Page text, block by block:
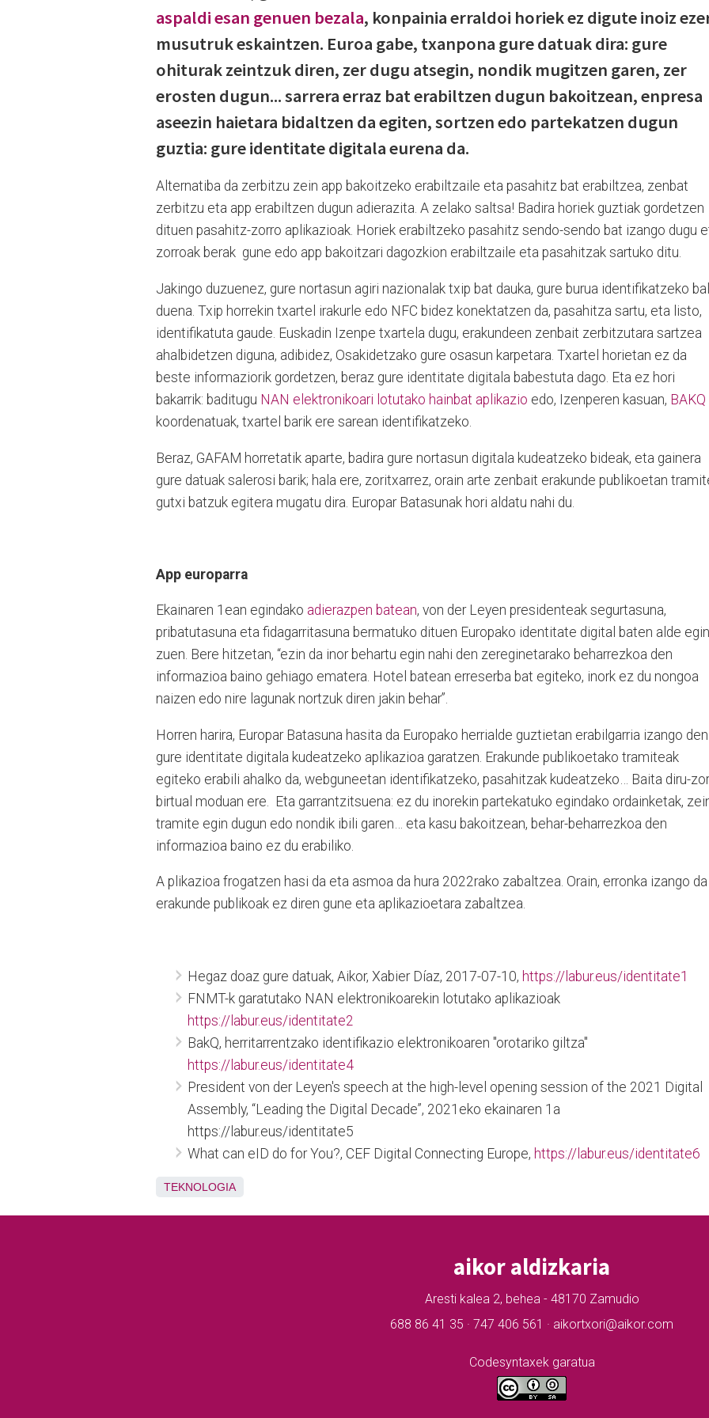
aspaldi esan genuen bezala, konpainia erraldoi horiek ez digute inoiz
musutruk eskaintzen. Euroa gabe, txanpona gure datuak dira: gure
ohiturak zeintzuk diren, zer dugu atsegin, nondik mugitzen garen, zer
erosten dugun... sarrera erraz bat erabiltzen dugun bakoitzean, enpresa
aseezin haietara bidaltzen da egiten, sortzen edo partekatzen dugun
guztia: gure identitate digitala eurena da.
Alternatiba da zerbitzu zein app bakoitzeko erabiltzaile eta pasahitz bat erabiltzea, zenbat
zerbitzu eta app erabiltzen dugun adierazita. A zelako saltsa! Badira horiek guztiak gordetzen
dituen pasahitz-zorro aplikazioak. Horiek erabiltzeko pasahitz sendo-sendo bat izango dugu
zorroak berak gune edo app bakoitzari dagozkion erabiltzaile eta pasahitzak sartuko ditu.
Jakingo duzuenez, gure nortasun agiri nazionalak txip bat dauka, gure burua identifikatzeko
duena. Txip horrekin txartel irakurle edo NFC bidez konektatzen da, pasahitza sartu, eta listo,
identifikatuta gaude. Euskadin Izenpe txartela dugu, erakundeen zenbait zerbitzutara sartzea
ahalbidetzen diguna, adibidez, Osakidetzako gure osasun karpetara. Txartel horietan ez da
beste informaziorik gordetzen, beraz gure identitate digitala babestuta dago. Eta ez hori
bakarrik: baditugu NAN elektronikoari lotutako hainbat aplikazio edo, Izenperen kasuan, BAKQ
koordenatuak, txartel barik ere sarean identifikatzeko.
Beraz, GAFAM horretatik aparte, badira gure nortasun digitala kudeatzeko bideak, eta gainera
gure datuak salerosi barik; hala ere, zoritxarrez, orain arte zenbait erakunde publikoetan
gutxi batzuk egitera mugatu dira. Europar Batasunak hori aldatu nahi du.
App europarra
Ekainaren 1ean egindako adierazpen batean, von der Leyen presidenteak segurtasuna,
pribatutasuna eta fidagarritasuna bermatuko dituen Europako identitate digital baten alde egin
zuen. Bere hitzetan, “ezin da inor behartu egin nahi den zereginetarako beharrezkoa den
informazioa baino gehiago ematera. Hotel batean erreserba bat egiteko, inork ez du nongoa
naizen edo nire lagunak nortzuk diren jakin behar”.
Horren harira, Europar Batasuna hasita da Europako herrialde guztietan erabilgarria izango den
gure identitate digitala kudeatzeko aplikazioa garatzen. Erakunde publikoetako tramiteak
egiteko erabili ahalko da, webguneetan identifikatzeko, pasahitzak kudeatzeko… Baita diru-
birtual moduan ere.
Eta garrantzitsuena: ez du inorekin partekatuko egindako ordainketak,
tramite egin dugun edo nondik ibili garen… eta kasu bakoitzean, behar-beharrezkoa den
informazioa baino ez du erabiliko.
A plikazioa frogatzen hasi da eta asmoa da hura 2022rako zabaltzea. Orain, erronka izango da
erakunde publikoak ez diren gune eta aplikazioetara zabaltzea.
Hegaz doaz gure datuak, Aikor, Xabier Díaz, 2017-07-10, https://labur.eus/identitate1
FNMT-k garatutako NAN elektronikoarekin lotutako aplikazioak
https://labur.eus/identitate2
BakQ, herritarrentzako identifikazio elektronikoaren "orotariko giltza"
https://labur.eus/identitate4
President von der Leyen's speech at the high-level opening session of the 2021 Digital
Assembly, “Leading the Digital Decade”, 2021eko ekainaren 1a
https://labur.eus/identitate5
What can eID do for You?, CEF Digital Connecting Europe, https://labur.eus/identitate6
TEKNOLOGIA
aikor aldizkaria
Aresti kalea 2, behea - 48170 Zamudio
688 86 41 35 · 747 406 561 · aikortxori@aikor.com
Codesyntaxek garatua